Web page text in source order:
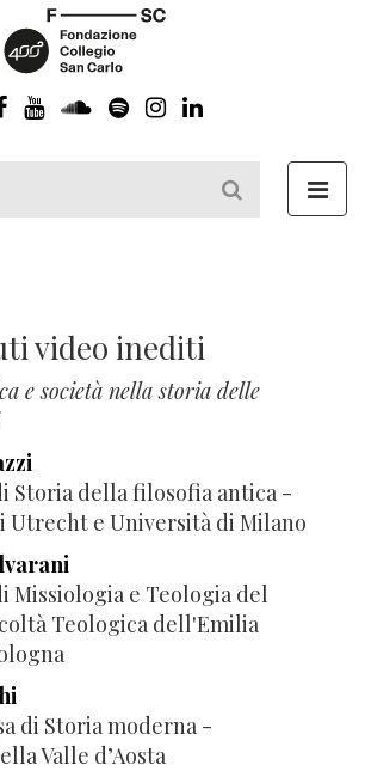
video inediti
e società nella storia delle
Storia della filosofia antica -
Utrecht e Università di Milano
Missiologia e Teologia del
Teologica dell'Emilia
di Storia moderna -
Valle d’Aosta